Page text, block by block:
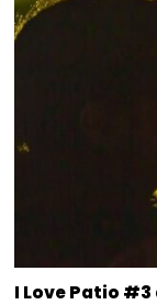
I Love Patio